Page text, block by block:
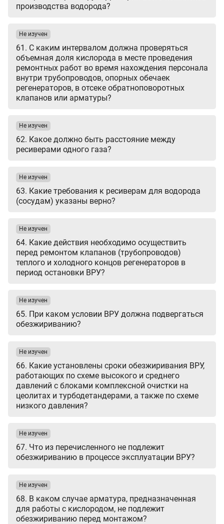
производства водорода?
61. С каким интервалом должна проверяться
объемная доля кислорода в месте проведения
ремонтных работ во время нахождения персонала
внутри трубопроводов, опорных обечаек
регенераторов, в отсеке обратноповоротных
клапанов или арматуры?
Не изучен
62. Какое должно быть расстояние между
ресиверами одного газа?
Не изучен
63. Какие требования к ресиверам для водорода
(сосудам) указаны верно?
Не изучен
64. Какие действия необходимо осуществить
перед ремонтом клапанов (трубопроводов)
теплого и холодного концов регенераторов в
период остановки ВРУ?
Не изучен
65. При каком условии ВРУ должна подвергаться
обезжириванию?
Не изучен
66. Какие установлены сроки обезжиривания ВРУ,
работающих по схеме высокого и среднего
давлений с блоками комплексной очистки на
цеолитах и турбодетандерами, а также по схеме
низкого давления?
Не изучен
67. Что из перечисленного не подлежит
обезжириванию в процессе эксплуатации ВРУ?
Не изучен
68. В каком случае арматура, предназначенная
для работы с кислородом, не подлежит
обезжириванию перед монтажом?
Не изучен